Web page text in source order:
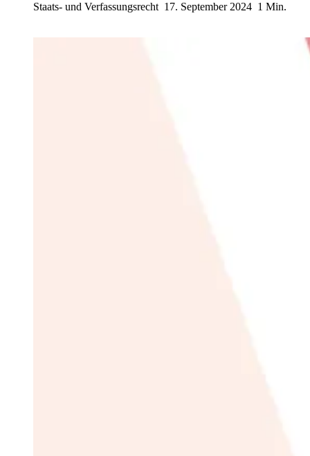
Staats- und Verfassungsrecht 17. September 2024 1 Min.